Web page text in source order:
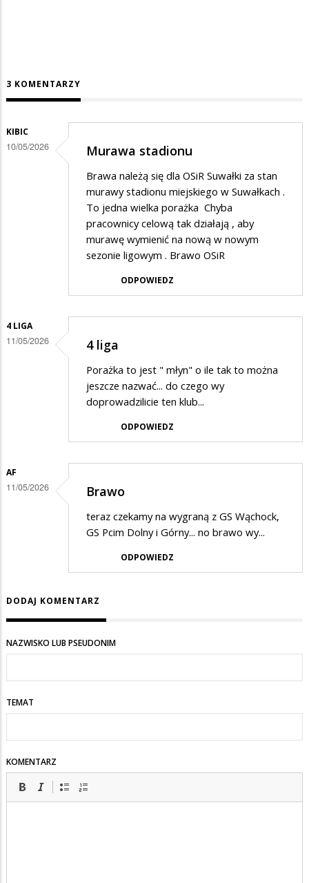
3 KOMENTARZY
KIBIC
10/05/2026 Murawa stadionu
Brawa należą się dla OSiR Suwałki za stan
murawy stadionu miejskiego w Suwałkach .
To jedna wielka porażka Chyba
pracownicy celową tak działają , aby
murawę wymienić na nową w nowym
sezonie ligowym . Brawo OSiR
ODPOWIEDZ
4 LIGA
11/05/2026 4 liga
Porażka to jest " młyn" o ile tak to można
jeszcze nazwać... do czego wy
doprowadzilicie ten klub...
ODPOWIEDZ
AF
11/05/2026 Brawo
teraz czekamy na wygraną z GS Wąchock,
GS Pcim Dolny i Górny... no brawo wy...
ODPOWIEDZ
DODAJ KOMENTARZ
NAZWISKO LUB PSEUDONIM
TEMAT
KOMENTARZ